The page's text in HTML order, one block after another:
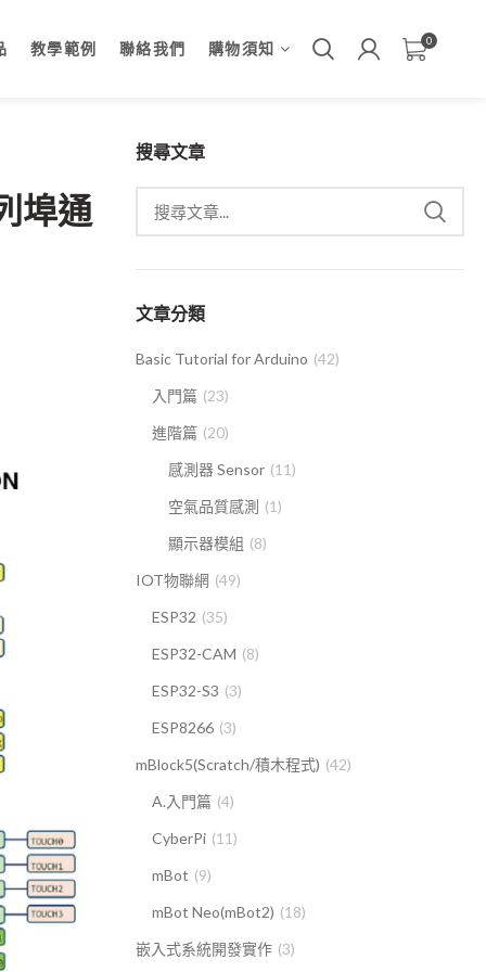
教學範例 聯絡我們 購物須知 0
埠通
搜尋文章
文章分類
Basic Tutorial for Arduino (42)
入門篇 (23)
進階篇 (20)
感測器 Sensor (11)
空氣品質感測 (1)
顯示器模組 (8)
IOT物聯網 (49)
ESP32 (35)
ESP32-CAM (8)
ESP32-S3 (3)
ESP8266 (3)
mBlock5(Scratch/積木程式) (42)
A.入門篇 (4)
CyberPi (11)
mBot (9)
mBot Neo(mBot2) (18)
嵌入式系統開發實作 (3)